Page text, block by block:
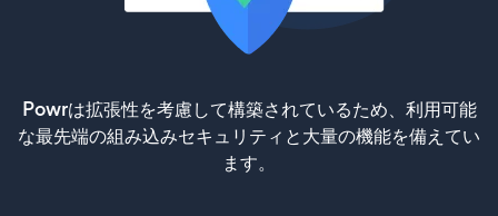
Powrは拡張性を考慮して構築されているため、利用可能
な最先端の組み込みセキュリティと大量の機能を備えてい
ます。